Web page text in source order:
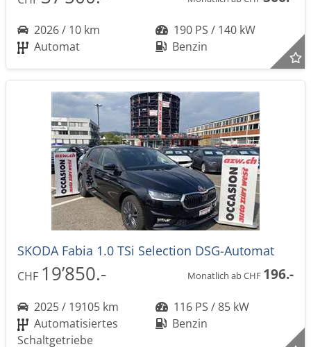
2026 / 10 km
190 PS / 140 kW
Automat
Benzin
SKODA Fabia 1.0 TSi Selection DSG-Automat
CHF 19’850.- Monatlich ab CHF 196.-
2025 / 19105 km
116 PS / 85 kW
Automatisiertes
Schaltgetriebe
Benzin